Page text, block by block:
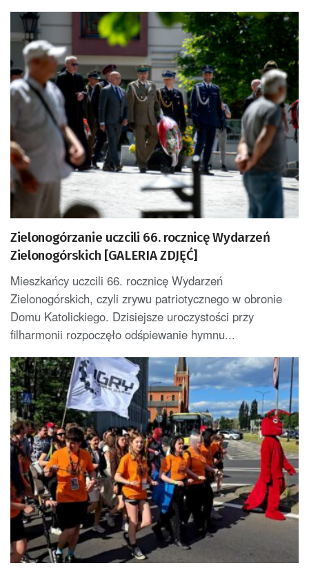
Zielonogórzanie uczcili 66. rocznicę Wydarzeń
Zielonogórskich [GALERIA ZDJĘĆ]
Mieszkańcy uczcili 66. rocznicę Wydarzeń
Zielonogórskich, czyli zrywu patriotycznego w obronie
Domu Katolickiego. Dzisiejsze uroczystości przy
filharmonii rozpoczęło odśpiewanie hymnu...